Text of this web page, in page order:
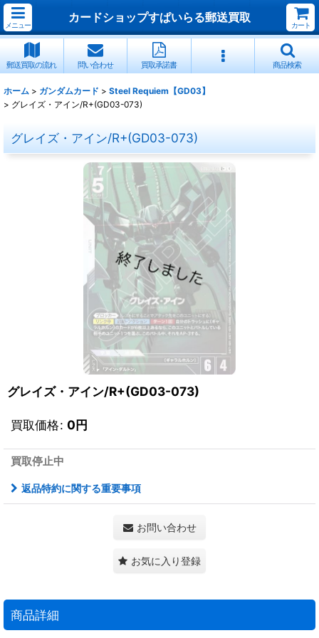
メニュー
カードショップすぱいらる郵送買取
カート
郵送買取の流れ 問い合わせ 買取承諾書 商品検索
ホーム > ガンダムカード > Steel Requiem【GD03】
> グレイズ・アイン/R+(GD03-073)
グレイズ・アイン/R+(GD03-073)
グレイズ・アイン/R+(GD03-073)
買取価格: 0円
買取停止中
返品特約に関する重要事項
お問い合わせ
お気に入り登録
商品詳細